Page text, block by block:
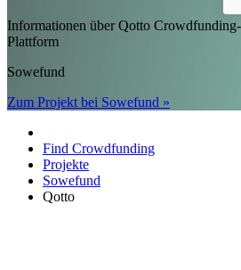
Informationen über Qotto
Plattform
Sowefund
Zum Projekt bei Sowefund »
Find Crowdfunding
Projekte
Sowefund
Qotto